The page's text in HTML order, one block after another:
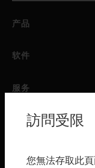
产品
软件
服务
toggle view
行业訪問受限
您無法存取此